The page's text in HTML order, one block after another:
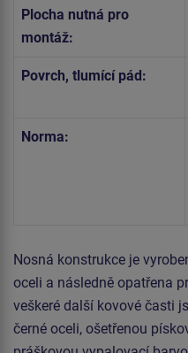
Plocha nutná pro
montáž:
Povrch, tlumící pád:
Norma:
Nosná konstrukce je
oceli a následně opatřena
veškeré další kovové časti
černé oceli, ošetřenou